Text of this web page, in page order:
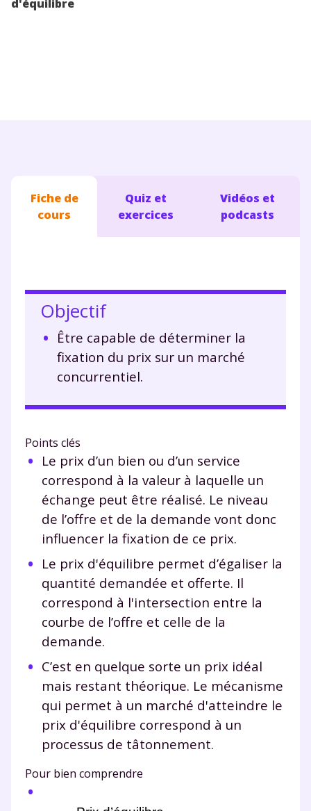
d'équilibre
Fiche de
cours
Quiz et
exercices
Vidéos et
podcasts
Objectif
Être capable de déterminer la
fixation du prix sur un marché
concurrentiel.
Points clés
Le prix d’un bien ou d’un service
correspond à la valeur à laquelle un
échange peut être réalisé. Le niveau
de l’offre et de la demande vont donc
influencer la fixation de ce prix.
Le prix d'équilibre permet d’égaliser la
quantité demandée et offerte. Il
correspond à l'intersection entre la
courbe de l’offre et celle de la
demande.
C’est en quelque sorte un prix idéal
mais restant théorique. Le mécanisme
qui permet à un marché d'atteindre le
prix d'équilibre correspond à un
processus de tâtonnement.
Pour bien comprendre